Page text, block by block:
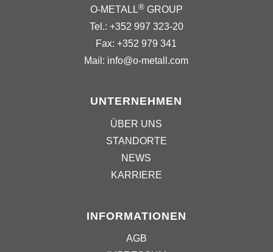
O-METALL®GROUP
Tel.: +352 997 323-20
Fax: +352 979 341
Mail: info@o-metall.com
UNTERNEHMEN
ÜBER UNS
STANDORTE
NEWS
KARRIERE
INFORMATIONEN
AGB